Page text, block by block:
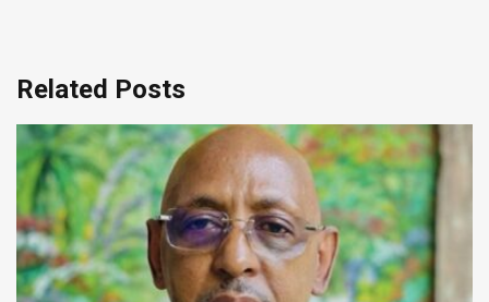
Related Posts